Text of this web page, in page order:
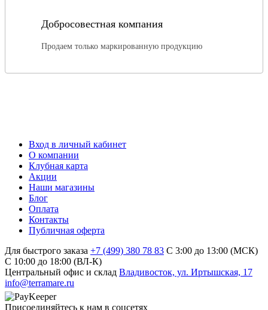
Добросовестная компания
Продаем только маркированную продукцию
Вход в личный кабинет
О компании
Клубная карта
Акции
Наши магазины
Блог
Оплата
Контакты
Публичная оферта
Для быстрого заказа +7 (499) 380 78 83 С 3:00 до 13:00 (МСК)
C 10:00 до 18:00 (ВЛ-К)
Центральный офис и склад Владивосток, ул. Иртышская, 17
info@terramare.ru
Присоединяйтесь к нам в соцсетях